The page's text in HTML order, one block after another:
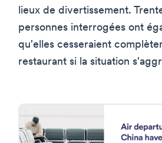
lieux de divertissement.
personnes interrogées ont
qu'elles cesseraient
restaurant si la situation